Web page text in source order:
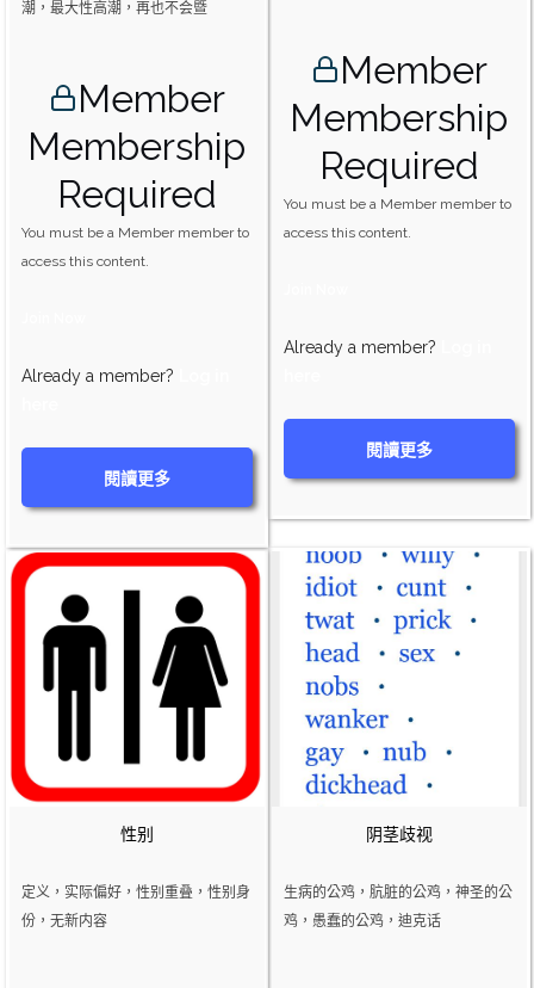
潮，最大性高潮，再也不会暨
Member
Membership
Required
You must be a Member member to
access this content.
Already a member?
閱讀更多
Member
Membership
Required
You must be a Member member to
access this content.
Already a member?
閱讀更多
性别
定义，实际偏好，性别重叠，性别身
份，无新内容
阴茎歧视
生病的公鸡，肮脏的公鸡，神圣的公
鸡，愚蠢的公鸡，迪克话